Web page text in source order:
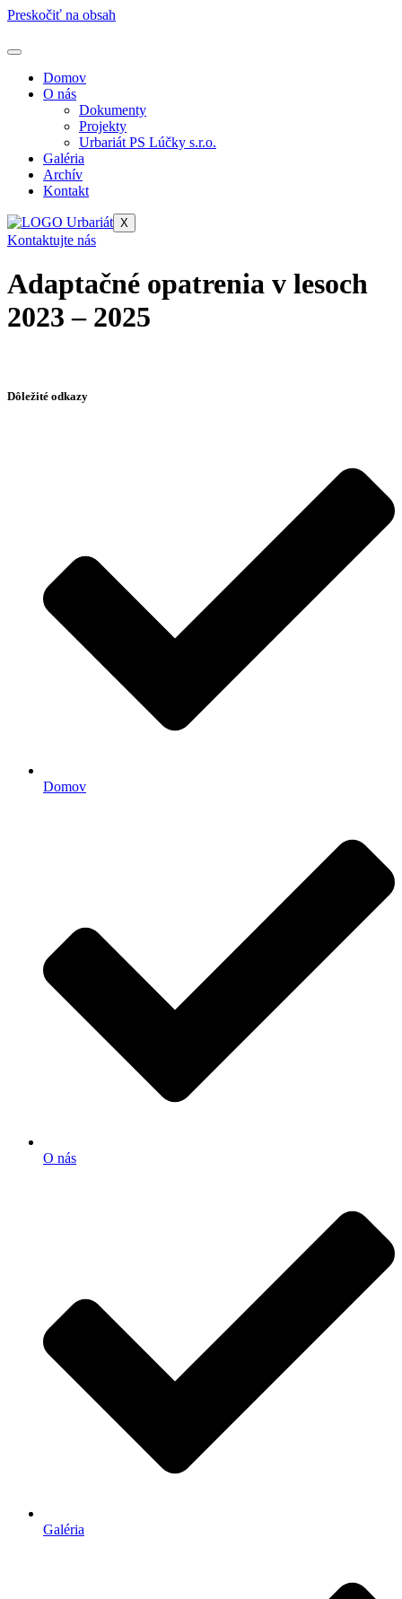
Preskočiť na obsah
Domov
O nás
Dokumenty
Projekty
Urbariát PS Lúčky s.r.o.
Galéria
Archív
Kontakt
X
Kontaktujte nás
Adaptačné opatrenia v lesoch
2023 – 2025
Dôležité odkazy
Domov
O nás
Galéria